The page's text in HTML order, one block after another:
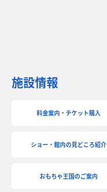
施設情報
料金案内・チケット購入
ショー・館内の見どころ紹介
おもちゃ王国のご案内